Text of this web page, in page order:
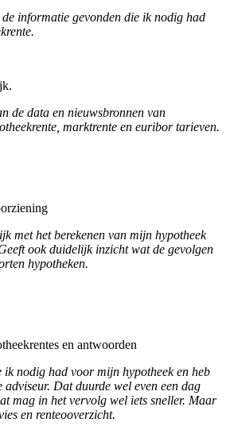
informatie gevonden die ik nodig had
de data en nieuwsbronnen van
marktrente en euribor tarieven.
met het berekenen van mijn hypotheek
ook duidelijk inzicht wat de gevolgen
hypotheken.
en antwoorden
nodig had voor mijn hypotheek en heb
adviseur. Dat duurde wel even een dag
mag in het vervolg wel iets sneller. Maar
en renteooverzicht.